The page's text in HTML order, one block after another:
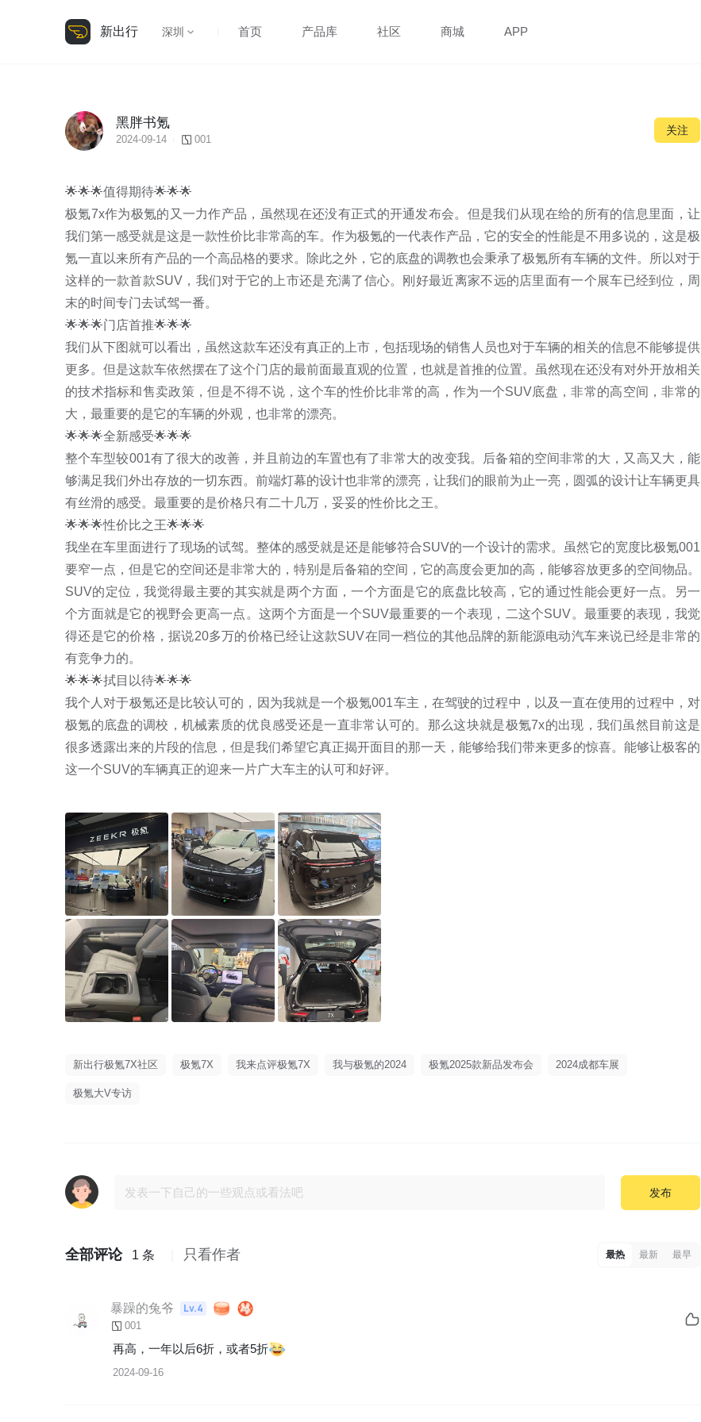
新出行 深圳 首页 产品库 社区 商城 APP
黑胖书氪
2024-09-14 001
关注
🌟🌟🌟值得期待🌟🌟🌟
极氪7x作为极氪的又一力作产品，虽然现在还没有正式的开通发布会。但是我们从现在给的所有的信息里面，让
我们第一感受就是这是一款性价比非常高的车。作为极氪的一代表作产品，它的安全的性能是不用多说的，这是极
氪一直以来所有产品的一个高品格的要求。除此之外，它的底盘的调教也会秉承了极氪所有车辆的文件。所以对于
这样的一款首款SUV，我们对于它的上市还是充满了信心。刚好最近离家不远的店里面有一个展车已经到位，周
末的时间专门去试驾一番。
🌟🌟🌟门店首推🌟🌟🌟
我们从下图就可以看出，虽然这款车还没有真正的上市，包括现场的销售人员也对于车辆的相关的信息不能够提供
更多。但是这款车依然摆在了这个门店的最前面最直观的位置，也就是首推的位置。虽然现在还没有对外开放相关
的技术指标和售卖政策，但是不得不说，这个车的性价比非常的高，作为一个SUV底盘，非常的高空间，非常的
大，最重要的是它的车辆的外观，也非常的漂亮。
🌟🌟🌟全新感受🌟🌟🌟
整个车型较001有了很大的改善，并且前边的车置也有了非常大的改变我。后备箱的空间非常的大，又高又大，能
够满足我们外出存放的一切东西。前端灯幕的设计也非常的漂亮，让我们的眼前为止一亮，圆弧的设计让车辆更具
有丝滑的感受。最重要的是价格只有二十几万，妥妥的性价比之王。
🌟🌟🌟性价比之王🌟🌟🌟
我坐在车里面进行了现场的试驾。整体的感受就是还是能够符合SUV的一个设计的需求。虽然它的宽度比极氪001
要窄一点，但是它的空间还是非常大的，特别是后备箱的空间，它的高度会更加的高，能够容放更多的空间物品。
SUV的定位，我觉得最主要的其实就是两个方面，一个方面是它的底盘比较高，它的通过性能会更好一点。另一
个方面就是它的视野会更高一点。这两个方面是一个SUV最重要的一个表现，二这个SUV。最重要的表现，我觉
得还是它的价格，据说20多万的价格已经让这款SUV在同一档位的其他品牌的新能源电动汽车来说已经是非常的
有竞争力的。
🌟🌟🌟拭目以待🌟🌟🌟
我个人对于极氪还是比较认可的，因为我就是一个极氪001车主，在驾驶的过程中，以及一直在使用的过程中，对
极氪的底盘的调校，机械素质的优良感受还是一直非常认可的。那么这块就是极氪7x的出现，我们虽然目前这是
很多透露出来的片段的信息，但是我们希望它真正揭开面目的那一天，能够给我们带来更多的惊喜。能够让极客的
这一个SUV的车辆真正的迎来一片广大车主的认可和好评。
新出行极氪7X社区 极氪7X 我来点评极氪7X 我与极氪的2024 极氪2025款新品发布会 2024成都车展
极氪大V专访
发布
全部评论 1 条 只看作者 最热 最新 最早
暴躁的兔爷 Lv.4
001
再高，一年以后6折，或者5折
2024-09-16